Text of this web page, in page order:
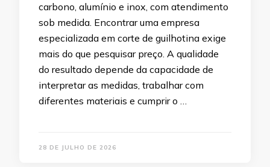
carbono, alumínio e inox, com atendimento
sob medida. Encontrar uma empresa
especializada em corte de guilhotina exige
mais do que pesquisar preço. A qualidade
do resultado depende da capacidade de
interpretar as medidas, trabalhar com
diferentes materiais e cumprir o …
28 DE JULHO DE 2026